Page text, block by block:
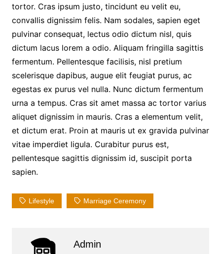
tortor. Cras ipsum justo, tincidunt eu velit eu,
convallis dignissim felis. Nam sodales, sapien eget
pulvinar consequat, lectus odio dictum nisl, quis
dictum lacus lorem a odio. Aliquam fringilla sagittis
fermentum. Pellentesque facilisis, nisl pretium
scelerisque dapibus, augue elit feugiat purus, ac
egestas ex purus vel nulla. Nunc dictum fermentum
urna a tempus. Cras sit amet massa ac tortor varius
aliquet dignissim in mauris. Cras a elementum velit,
et dictum erat. Proin at mauris ut ex gravida pulvinar
vitae imperdiet ligula. Curabitur purus est,
pellentesque sagittis dignissim id, suscipit porta
sapien.
Lifestyle Marriage Ceremony
Admin